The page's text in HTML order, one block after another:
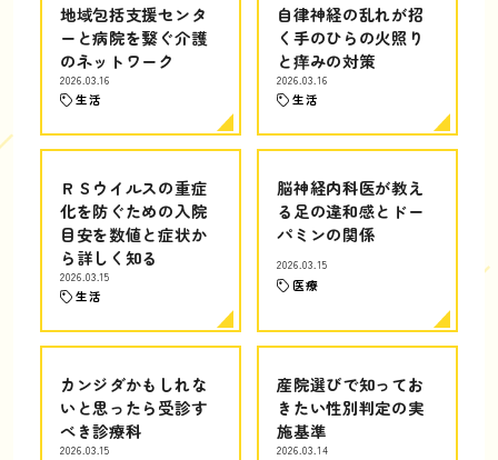
地域包括支援センタ
ーと病院を繋ぐ介護
のネットワーク
2026.03.16
生活
自律神経の乱れが招
く手のひらの火照り
と痒みの対策
2026.03.16
生活
ＲＳウイルスの重症
化を防ぐための入院
目安を数値と症状か
ら詳しく知る
2026.03.15
生活
脳神経内科医が教え
る足の違和感とドー
パミンの関係
2026.03.15
医療
カンジダかもしれな
いと思ったら受診す
べき診療科
2026.03.15
産院選びで知ってお
きたい性別判定の実
施基準
2026.03.14